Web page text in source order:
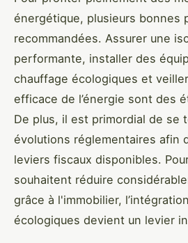
énergétique, plusieurs bonnes
recommandées. Assurer une
performante, installer des
chauffage écologiques et
efficace de l’énergie sont des
De plus, il est primordial de se
évolutions réglementaires afin
leviers fiscaux disponibles.
souhaitent réduire
grâce à l'immobilier,
écologiques devient un levier